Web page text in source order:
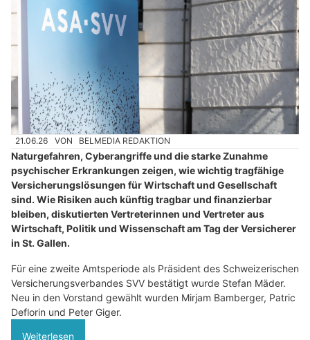
21.06.26 VON BELMEDIA REDAKTION
Naturgefahren, Cyberangriffe und die starke Zunahme
psychischer Erkrankungen zeigen, wie wichtig tragfähige
Versicherungslösungen für Wirtschaft und Gesellschaft
sind. Wie Risiken auch künftig tragbar und finanzierbar
bleiben, diskutierten Vertreterinnen und Vertreter aus
Wirtschaft, Politik und Wissenschaft am Tag der Versicherer
in St. Gallen.
Für eine zweite Amtsperiode als Präsident des Schweizerischen
Versicherungsverbandes SVV bestätigt wurde Stefan Mäder.
Neu in den Vorstand gewählt wurden Mirjam Bamberger, Patric
Deflorin und Peter Giger.
Weiterlesen